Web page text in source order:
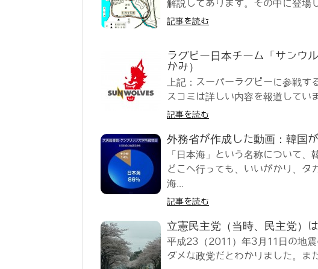
解説してあります。その中に登場
記事を読む
ラグビー日本チーム「サンウ
かみ）
上記：スーパーラグビーに参戦
スコミは詳しい内容を報道してい
記事を読む
外務省が作成した動画：韓国
「日本海」という名称について、
どこへ行っても、いいがかり、タ
海...
記事を読む
立憲民主党（当時、民主党）
平成23（2011）年3月11日の地
ダメな政党だとわかりました。ま